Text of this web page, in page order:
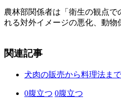
農林部関係者は「衛生の観点
れる対外イメージの悪化、動物
関連記事
犬肉の販売から料理法ま
0腹立つ 0腹立つ